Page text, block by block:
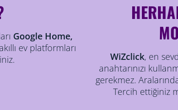
Google Home,
ev platformları
WiZclick, en
anahtarınızı
gerekmez.
Tercih ettiğiniz